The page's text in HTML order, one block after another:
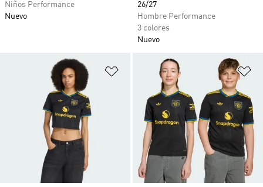
Niños Performance
Nuevo
26/27
Hombre Performance
3 colores
Nuevo
Añadir a la lista de deseos